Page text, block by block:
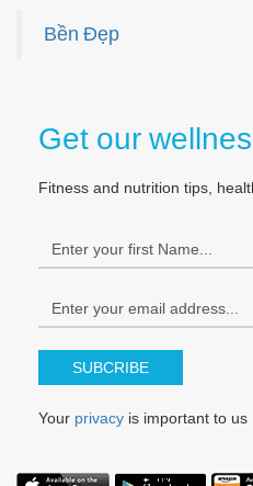
Bền Đẹp
Get our
Fitness and nutrition tips,
SUBCRIBE
Your privacy is important to us